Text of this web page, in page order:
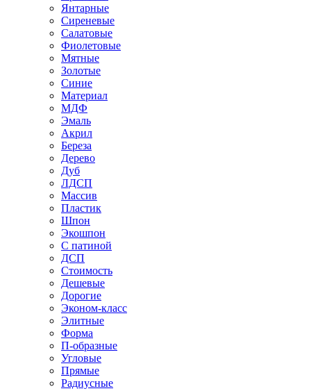
Янтарные
Сиреневые
Салатовые
Фиолетовые
Мятные
Золотые
Синие
Материал
МДФ
Эмаль
Акрил
Береза
Дерево
Дуб
ЛДСП
Массив
Пластик
Шпон
Экошпон
С патиной
ДСП
Стоимость
Дешевые
Дорогие
Эконом-класс
Элитные
Форма
П-образные
Угловые
Прямые
Радиусные